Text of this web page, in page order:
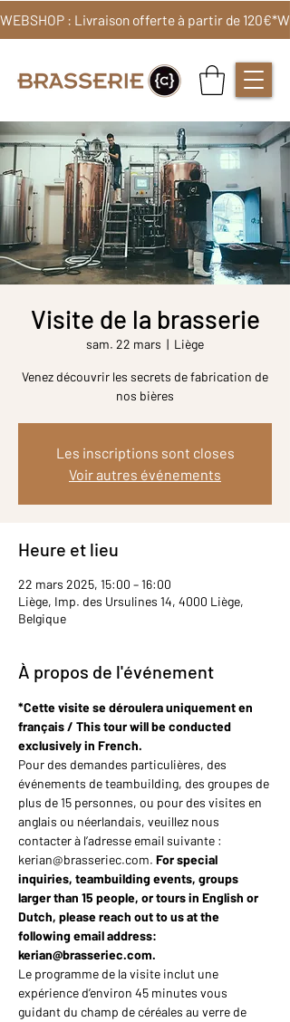
WEBSHOP : Livraison offerte à partir de 120€*
Visite de la brasserie
sam. 22 mars
  |
Liège
Venez découvrir les secrets de fabrication de
nos bières
Les inscriptions sont closes
Voir autres événements
Heure et lieu
22 mars 2025, 15:00 – 16:00
Liège, Imp. des Ursulines 14, 4000 Liège,
Belgique
À propos de l'événement
*Cette visite se déroulera uniquement en
français / This tour will be conducted
exclusively in French.
Pour des demandes particulières, des
événements de teambuilding, des groupes de
plus de 15 personnes, ou pour des visites en
anglais ou néerlandais, veuillez nous
contacter à l’adresse email suivante :
kerian@brasseriec.com. For special
inquiries, teambuilding events, groups
larger than 15 people, or tours in English or
Dutch, please reach out to us at the
following email address:
kerian@brasseriec.com.
Le programme de la visite inclut une
expérience d’environ 45 minutes vous
guidant du champ de céréales au verre de